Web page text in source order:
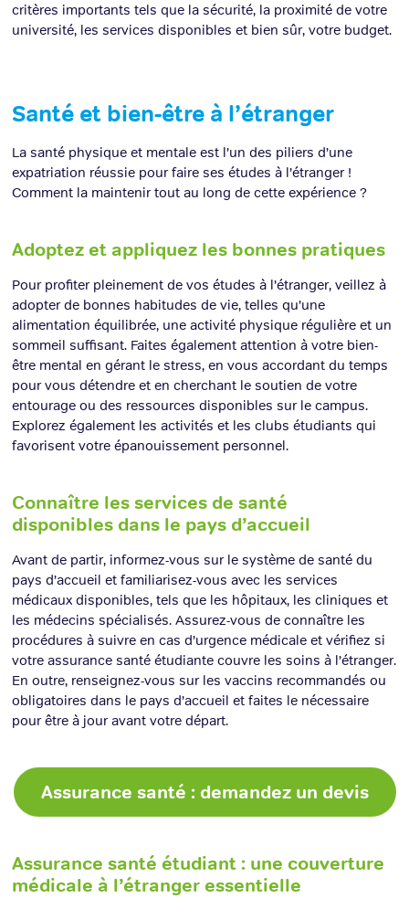
critères importants tels que la sécurité, la proximité de votre
université, les services disponibles et bien sûr, votre budget.
Santé et bien-être à l’étranger
La santé physique et mentale est l’un des piliers d’une
expatriation réussie pour faire ses études à l’étranger !
Comment la maintenir tout au long de cette expérience ?
Adoptez et appliquez les bonnes pratiques
Pour profiter pleinement de vos études à l’étranger, veillez à
adopter de bonnes habitudes de vie, telles qu’une
alimentation équilibrée, une activité physique régulière et un
sommeil suffisant. Faites également attention à votre bien-
être mental en gérant le stress, en vous accordant du temps
pour vous détendre et en cherchant le soutien de votre
entourage ou des ressources disponibles sur le campus.
Explorez également les activités et les clubs étudiants qui
favorisent votre épanouissement personnel.
Connaître les services de santé
disponibles dans le pays d’accueil
Avant de partir, informez-vous sur le système de santé du
pays d’accueil et familiarisez-vous avec les services
médicaux disponibles, tels que les hôpitaux, les cliniques et
les médecins spécialisés. Assurez-vous de connaître les
procédures à suivre en cas d’urgence médicale et vérifiez si
votre assurance santé étudiante couvre les soins à l’étranger.
En outre, renseignez-vous sur les vaccins recommandés ou
obligatoires dans le pays d’accueil et faites le nécessaire
pour être à jour avant votre départ.
Assurance santé : demandez un devis
Assurance santé étudiant : une couverture
médicale à l’étranger essentielle